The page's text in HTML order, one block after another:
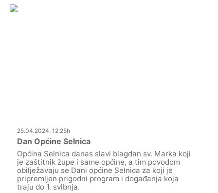
25.04.2024. 12:25h
Dan Općine Selnica
Općina Selnica danas slavi blagdan sv. Marka koji
je zaštitnik župe i same općine, a tim povodom
obilježavaju se Dani općine Selnica za koji je
pripremljen prigodni program i događanja koja
traju do 1. svibnja.